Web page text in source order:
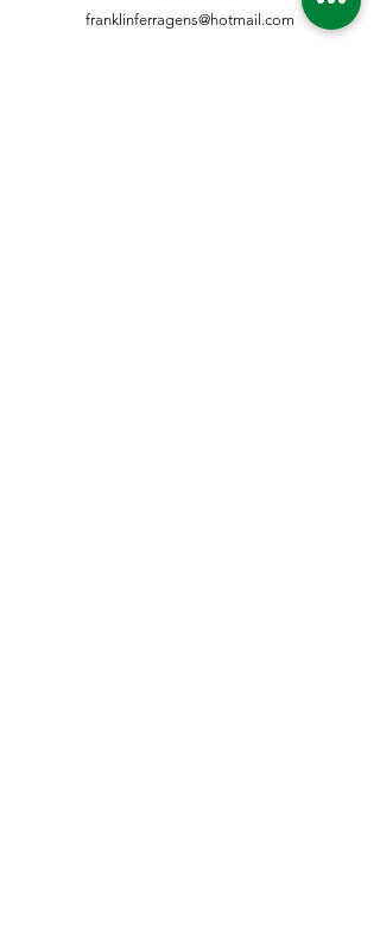
franklinferragens@hotmail.com